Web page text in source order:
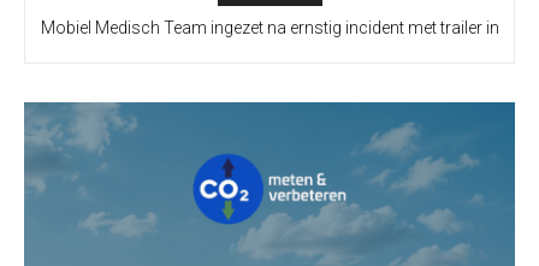
Mobiel Medisch Team ingezet na ernstig incident met trailer in